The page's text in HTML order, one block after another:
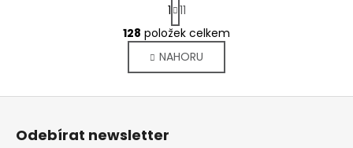
O
v
l
á
d
t
r
á
n
k
1 11
128 položek celkem
NAHORU
Z
Odebírat newsletter